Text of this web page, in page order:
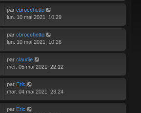
par cbrocchetto
lun. 10 mai 2021, 10:29
par cbrocchetto
lun. 10 mai 2021, 10:26
par claudie
mer. 05 mai 2021, 22:12
par Eric
mar. 04 mai 2021, 23:24
par Eric